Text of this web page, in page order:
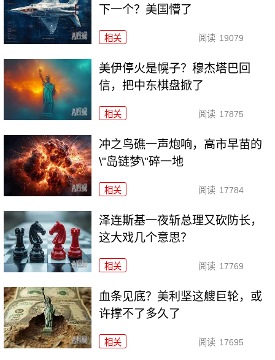
下一个？美国懵了
相关 阅读 19079
美伊停火是幌子？穆杰塔巴回
信，把中东棋盘掀了
相关 阅读 17875
冲之鸟礁一声炮响，高市早苗的
\"岛链梦\"碎一地
相关 阅读 17784
泽连斯基一夜斩总理又砍防长，
这大戏几个意思？
相关 阅读 17769
血条见底？美利坚这艘巨轮，或
许撑不了多久了
相关 阅读 17695